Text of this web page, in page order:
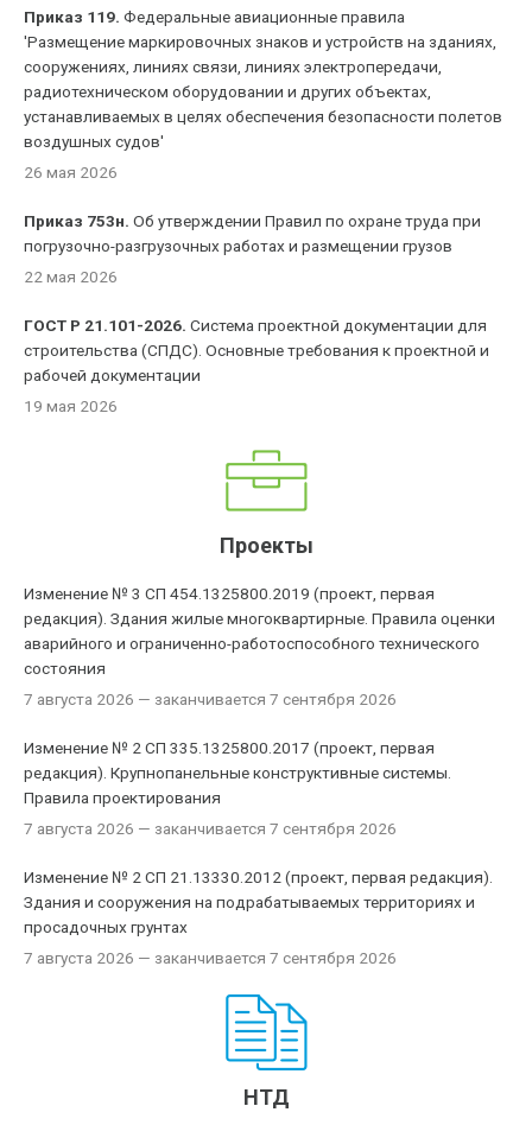
Приказ 119. Федеральные авиационные правила
'Размещение маркировочных знаков и устройств на зданиях,
сооружениях, линиях связи, линиях электропередачи,
радиотехническом оборудовании и других объектах,
устанавливаемых в целях обеспечения безопасности полетов
воздушных судов'
26 мая 2026
Приказ 753н. Об утверждении Правил по охране труда при
погрузочно-разгрузочных работах и размещении грузов
22 мая 2026
ГОСТ Р 21.101-2026. Система проектной документации для
строительства (СПДС). Основные требования к проектной и
рабочей документации
19 мая 2026
Проекты
Изменение № 3 СП 454.1325800.2019 (проект, первая
редакция). Здания жилые многоквартирные. Правила оценки
аварийного и ограниченно-работоспособного технического
состояния
7 августа 2026 — заканчивается 7 сентября 2026
Изменение № 2 СП 335.1325800.2017 (проект, первая
редакция). Крупнопанельные конструктивные системы.
Правила проектирования
7 августа 2026 — заканчивается 7 сентября 2026
Изменение № 2 СП 21.13330.2012 (проект, первая редакция).
Здания и сооружения на подрабатываемых территориях и
просадочных грунтах
7 августа 2026 — заканчивается 7 сентября 2026
НТД